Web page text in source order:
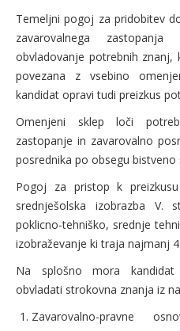
Temeljni pogoj za pridobitev
zavarovalnega
obvladovanje potrebnih
povezana z vsebino
kandidat opravi tudi preizkus
Omenjeni sklep loči
zastopanje in zavarovalno
posrednika po obsegu
Pogoj za pristop k
srednješolska izobrazba V.
poklicno-tehniško, srednje
izobraževanje ki traja najmanj
Na splošno mora kandidat
obvladati strokovna znanja iz
Zavarovalno-pravne